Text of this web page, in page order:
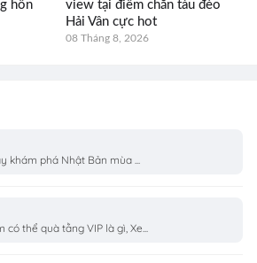
hôn
view tại điểm chắn tàu đèo
Hải Vân cực hot
08 Tháng 8, 2026
khám phá Nhật Bản mùa ...
thể quà tằng VIP là gì, Xe...